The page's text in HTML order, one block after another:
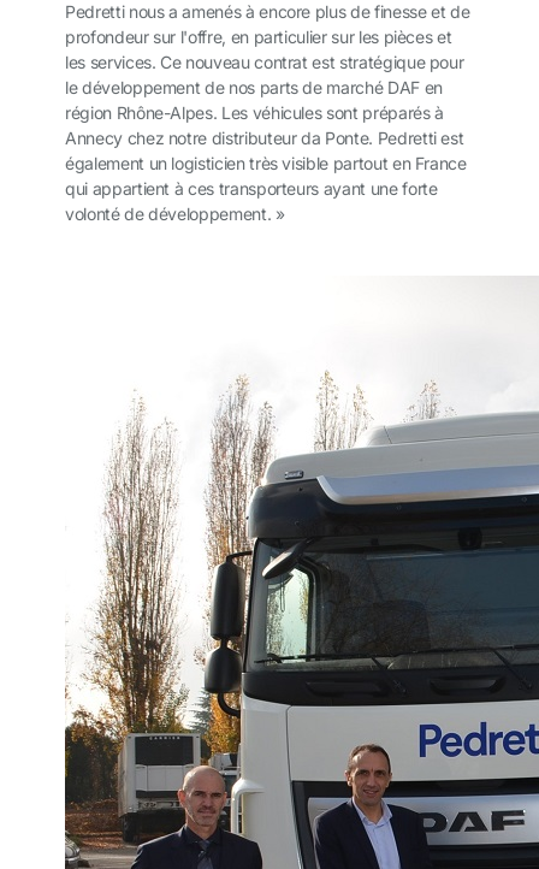
Pedretti nous a amenés à encore plus de finesse et de
profondeur sur l'offre, en particulier sur les pièces et
les services. Ce nouveau contrat est stratégique pour
le développement de nos parts de marché DAF en
région Rhône-Alpes. Les véhicules sont préparés à
Annecy chez notre distributeur da Ponte. Pedretti est
également un logisticien très visible partout en France
qui appartient à ces transporteurs ayant une forte
volonté de développement. »